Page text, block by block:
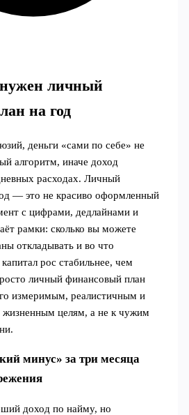
личный
на год
деньги «сами по себе» не
алгоритм, иначе доход
расходах. Личный
— это не красиво оформленный
с цифрами, дедлайнами и
рамки: сколько вы можете
откладывать и во что
рос стабильнее, чем
личный финансовый план
измеримым, реалистичным и
целям, а не к чужим
минус» за три месяца
доход по найму, но